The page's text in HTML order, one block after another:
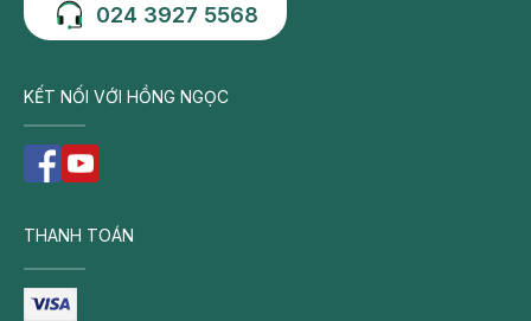
024 3927 5568
KẾT NỐI VỚI HỒNG NGỌC
THANH TOÁN